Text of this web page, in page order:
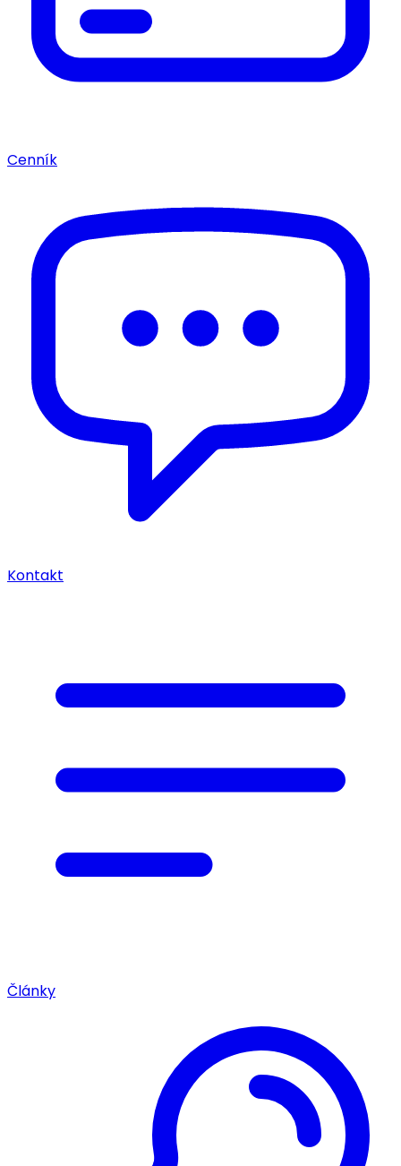
Cenník
Kontakt
Články